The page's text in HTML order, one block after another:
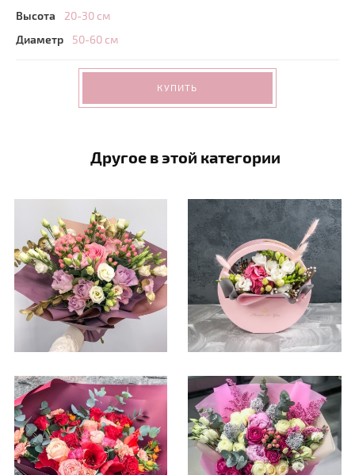
Высота
20-30 см
Диаметр
50-60 см
КУПИТЬ
Другое в этой категории